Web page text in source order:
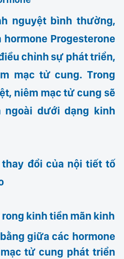
nguyệt bình thường,
Progesterone
chỉnh sự phát triển,
mạc tử cung. Trong
niêm mạc tử cung sẽ
ngoài dưới dạng kinh
đổi của nội tiết tố
kinh tiền mãn kinh
giữa các hormone
tử cung phát triển